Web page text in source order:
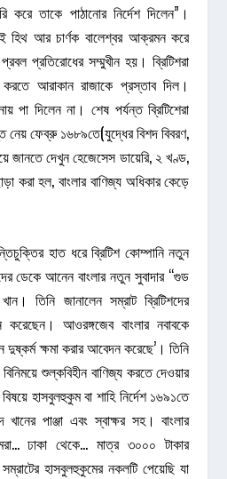
করে তাকে পাঠানোর নির্দেশ দিলেন”।
হিথ আর চার্ণক বালেশ্বর আক্রমন করে
প্রতিরোধের সম্মুখীন হয়। ব্রিটিশরা
আরাকান রাজাকে প্রস্তাব দিল।
পা দিলেন না। শেষ পর্যন্ত ব্রিটিশেরা
নেয় ফেব্রু ১৬৮৯তে(যুদ্ধের বিশদ বিবরণ,
জানতে দেখুন হেজেসেস ডায়েরি, ২ খণ্ড,
করা হল, বাংলার বাণিজ্য অধিকার কেড়ে
হাত ধরে ব্রিটিশ কোম্পানি নতুন
ডেকে আনেন বাংলার নতুন সুবাদার “গুড
তিনি জানালেন সম্রাট ব্রিটিশদের
আওরঙ্গজেব বাংলার নবাবকে
দুষ্কর্ম ক্ষমা করার আবেদন করেছে’। তিনি
শুল্কবিহীন বাণিজ্য করতে দেওয়ার
হাসবুলহুকুম বা শাহি নির্দেশ ১৬৯১তে
পাঞ্জা এবং স্বাক্ষর সহ। বাংলার
ঢাকা থেকে… মাত্র ৩০০০ টাকার
হাসবুলহুকুমের নকলটি পেয়েছি যা